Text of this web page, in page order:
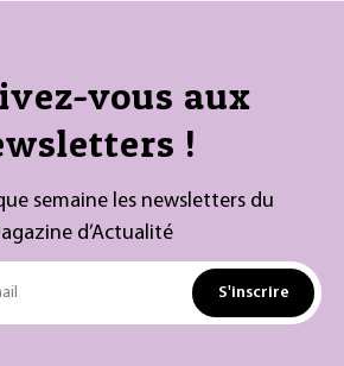
vous aux
!
semaine les newsletters du
d’Actualité
S'inscrire